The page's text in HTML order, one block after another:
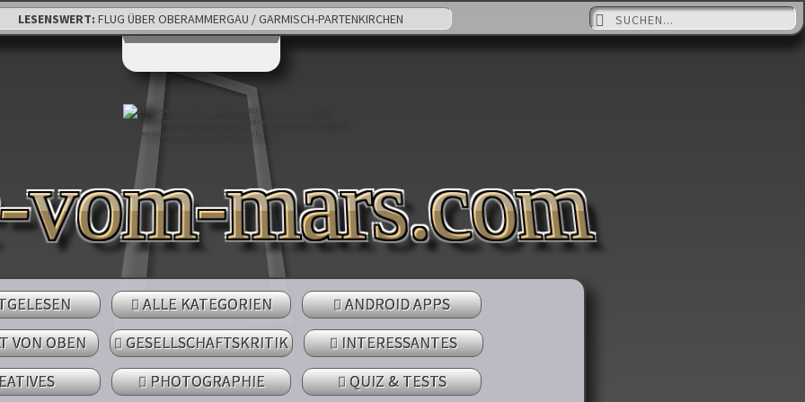
Suche nach:
LESENSWERT:FLUG ÜBER OBERAMMERGAU / GARMISCH-PARTENKIRCHEN
vom-mars.com
ALLE KATEGORIEN
ANDROID APPS
VON OBEN
GESELLSCHAFTSKRITIK
INTERESSANTES
PHOTOGRAPHIE
QUIZ & TESTS